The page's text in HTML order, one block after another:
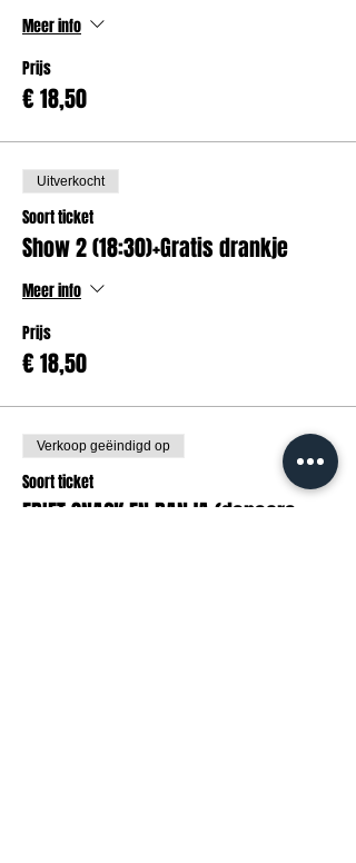
Meer info
Prijs
€ 18,50
Uitverkocht
Soort ticket
Show 2 (18:30)+Gratis drankje
Meer info
Prijs
€ 18,50
Verkoop geëindigd op
Soort ticket
FRIET SNACK EN RANJA (dansers